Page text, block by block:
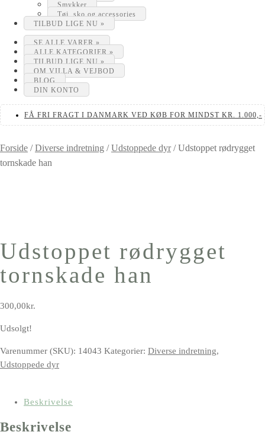
Smykker
Tøj, sko og accessories
TILBUD LIGE NU »
SE ALLE VARER »
ALLE KATEGORIER »
TILBUD LIGE NU »
OM VILLA & VEJBOD
BLOG
DIN KONTO
FÅ FRI FRAGT I DANMARK VED KØB FOR MINDST KR. 1.000,-
Forside /Diverse indretning /Udstoppede dyr/Udstoppet rødrygget
tornskade han
Udstoppet rødrygget
tornskade han
300,00kr.
Udsolgt!
Varenummer (SKU): 14043 Kategorier: Diverse indretning,
Udstoppede dyr
Beskrivelse
Beskrivelse